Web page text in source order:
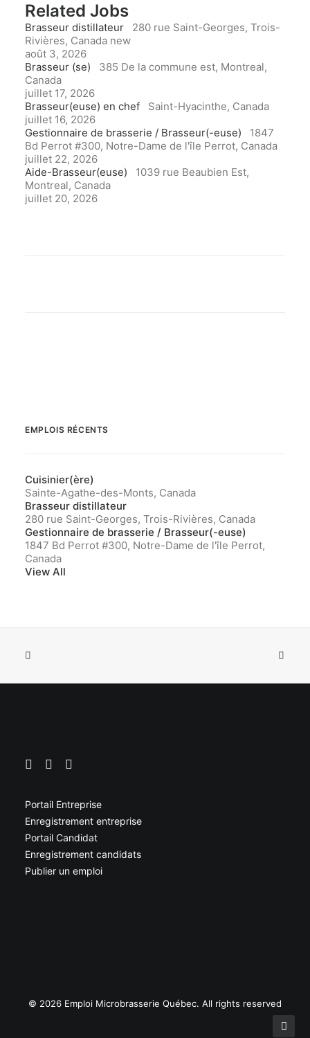
Related Jobs
Brasseur distillateur
280 rue Saint-Georges, Trois-
Rivières, Canada new
août 3, 2026
Brasseur (se)
385 De la commune est, Montreal,
Canada
juillet 17, 2026
Brasseur(euse) en chef
Saint-Hyacinthe, Canada
juillet 16, 2026
Gestionnaire de brasserie / Brasseur(-euse)
1847
Bd Perrot #300, Notre-Dame de l'île Perrot, Canada
juillet 22, 2026
Aide-Brasseur(euse)
1039 rue Beaubien Est,
Montreal, Canada
juillet 20, 2026
EMPLOIS RÉCENTS
Cuisinier(ère)
Sainte-Agathe-des-Monts, Canada
Brasseur distillateur
280 rue Saint-Georges, Trois-Rivières, Canada
Gestionnaire de brasserie / Brasseur(-euse)
1847 Bd Perrot #300, Notre-Dame de l'île Perrot,
Canada
View All
Portail Entreprise
Enregistrement entreprise
Portail Candidat
Enregistrement candidats
Publier un emploi
© 2026 Emploi Microbrasserie Québec. All rights reserved